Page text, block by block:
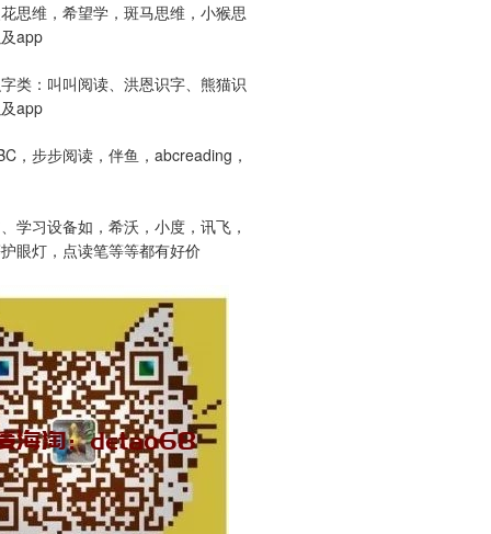
思维，希望学，斑马思维，小猴思
app
类：叫叫阅读、洪恩识字、熊猫识
app
，步步阅读，伴鱼，abcreading，
学习设备如，希沃，小度，讯飞，
眼灯，点读笔等等都有好价